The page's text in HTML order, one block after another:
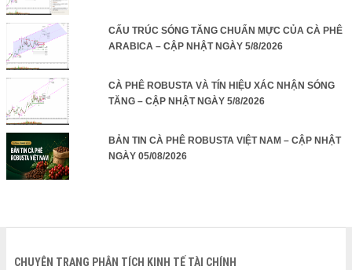
CẤU TRÚC SÓNG TĂNG CHUẨN MỰC CỦA CÀ PHÊ
ARABICA – CẬP NHẬT NGÀY 5/8/2026
CÀ PHÊ ROBUSTA VÀ TÍN HIỆU XÁC NHẬN SÓNG
TĂNG – CẬP NHẬT NGÀY 5/8/2026
BẢN TIN CÀ PHÊ ROBUSTA VIỆT NAM – CẬP NHẬT
NGÀY 05/08/2026
CHUYÊN TRANG PHÂN TÍCH KINH TẾ TÀI CHÍNH